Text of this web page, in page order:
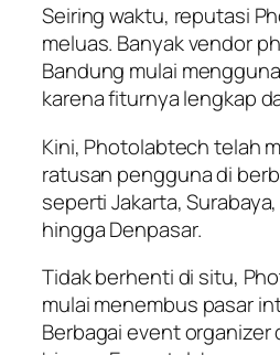
Seiring waktu, reputasi
meluas. Banyak vendor
Bandung mulai
karena fiturnya lengkap
Kini, Photolabtech telah
ratusan pengguna di
seperti Jakarta,
hingga Denpasar.
Tidak berhenti di situ,
mulai menembus pasar
Berbagai event organizer